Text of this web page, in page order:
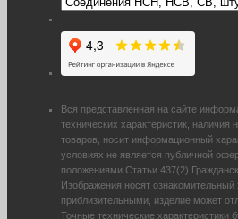
Вся представленная на сайте
технических характеристик, наличия
товаров, носит информационный
условиях не является публичной
положениями Статьи 437(2)
Изображения носят ознакомительный
приблизительными, изделие может
Точные технические характеристики